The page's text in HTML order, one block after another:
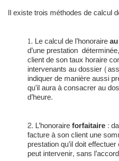
Il existe trois méthodes de calcul
Le calcul de l’honoraire
d’une prestation
client de son taux horaire
intervenants au dossier
indiquer de manière aussi
qu’il aura à consacrer au
d’heure.
L’honoraireforfaitaire:
facture à son client une
prestation qu’il doit
peut intervenir, sans